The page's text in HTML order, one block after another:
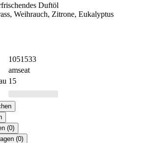
Duftöl
Weihrauch, Zitrone, Eukalyptus
1051533
amseat
15
(0)
(0)